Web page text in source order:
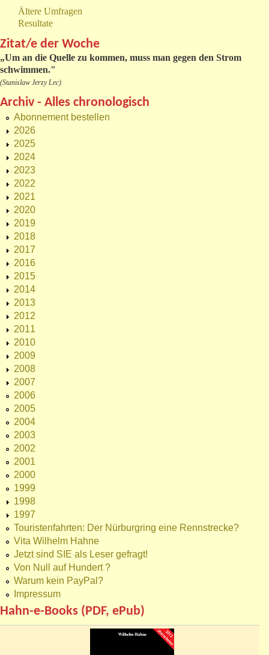
Ältere Umfragen
Resultate
Zitat/e der Woche
„Um an die Quelle zu kommen, muss man gegen den Strom
schwimmen."
(Stanislaw Jerzy Lec)
Archiv - Alles chronologisch
Abonnement bestellen
2026
2025
2024
2023
2022
2021
2020
2019
2018
2017
2016
2015
2014
2013
2012
2011
2010
2009
2008
2007
2006
2005
2004
2003
2002
2001
2000
1999
1998
1997
Touristenfahrten: Der Nürburgring eine Rennstrecke?
Vita Wilhelm Hahne
Jetzt sind SIE als Leser gefragt!
Von Null auf Hundert ?
Warum kein PayPal?
Impressum
Hahn-e-Books (PDF, ePub)